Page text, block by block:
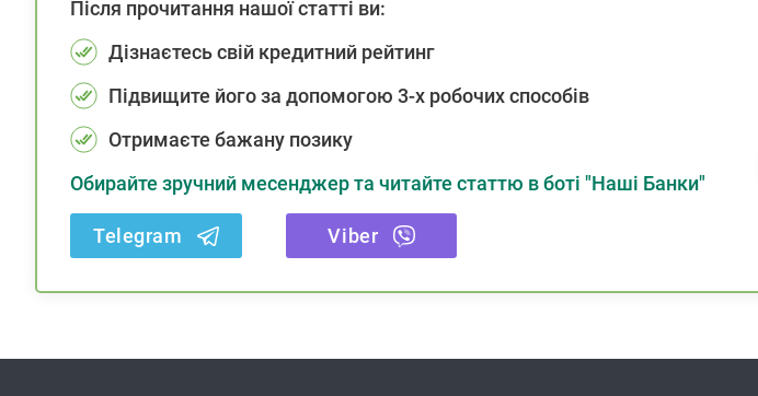
Після прочитання нашої статті ви:
Дізнаєтесь свій кредитний рейтинг
Підвищите його за допомогою 3-х робочих способів
Отримаєте бажану позику
Обирайте зручний месенджер та читайте статтю в боті "Наші Банки"
Telegram Viber